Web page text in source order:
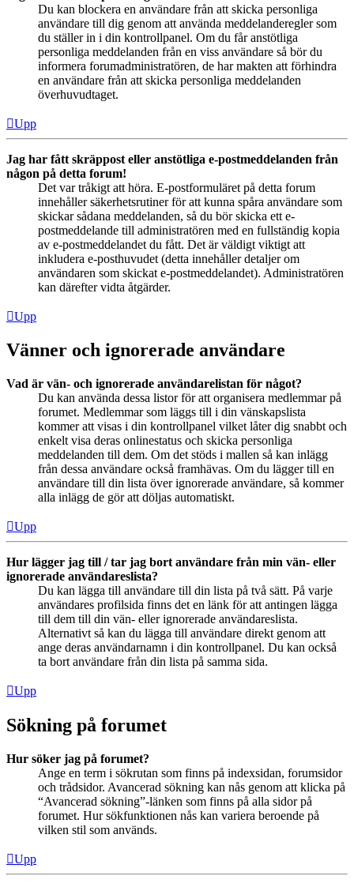
Du kan blockera en användare från att skicka personliga
användare till dig genom att använda meddelanderegler som
du ställer in i din kontrollpanel. Om du får anstötliga
personliga meddelanden från en viss användare så bör du
informera forumadministratören, de har makten att förhindra
en användare från att skicka personliga meddelanden
överhuvudtaget.
Upp
Jag har fått skräppost eller anstötliga e-postmeddelanden från
någon på detta forum!
Det var tråkigt att höra. E-postformuläret på detta forum
innehåller säkerhetsrutiner för att kunna spåra användare som
skickar sådana meddelanden, så du bör skicka ett e-
postmeddelande till administratören med en fullständig kopia
av e-postmeddelandet du fått. Det är väldigt viktigt att
inkludera e-posthuvudet (detta innehåller detaljer om
användaren som skickat e-postmeddelandet). Administratören
kan därefter vidta åtgärder.
Upp
Vänner och ignorerade användare
Vad är vän- och ignorerade användarelistan för något?
Du kan använda dessa listor för att organisera medlemmar på
forumet. Medlemmar som läggs till i din vänskapslista
kommer att visas i din kontrollpanel vilket låter dig snabbt och
enkelt visa deras onlinestatus och skicka personliga
meddelanden till dem. Om det stöds i mallen så kan inlägg
från dessa användare också framhävas. Om du lägger till en
användare till din lista över ignorerade användare, så kommer
alla inlägg de gör att döljas automatiskt.
Upp
Hur lägger jag till / tar jag bort användare från min vän- eller
ignorerade användareslista?
Du kan lägga till användare till din lista på två sätt. På varje
användares profilsida finns det en länk för att antingen lägga
till dem till din vän- eller ignorerade användareslista.
Alternativt så kan du lägga till användare direkt genom att
ange deras användarnamn i din kontrollpanel. Du kan också
ta bort användare från din lista på samma sida.
Upp
Sökning på forumet
Hur söker jag på forumet?
Ange en term i sökrutan som finns på indexsidan, forumsidor
och trådsidor. Avancerad sökning kan nås genom att klicka på
“Avancerad sökning”-länken som finns på alla sidor på
forumet. Hur sökfunktionen nås kan variera beroende på
vilken stil som används.
Upp